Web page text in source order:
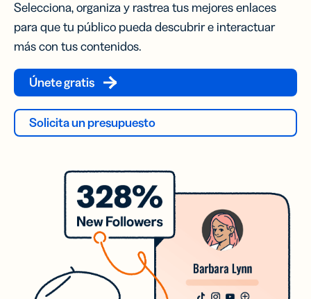
Selecciona, organiza y rastrea tus mejores enlaces
para que tu público pueda descubrir e interactuar
más con tus contenidos.
Únete gratis
Solicita un presupuesto